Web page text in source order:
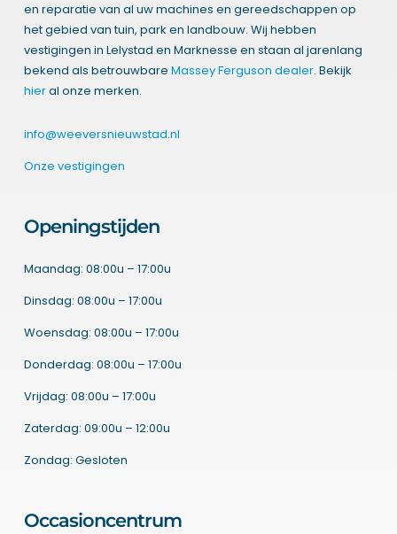
en reparatie van al uw machines en gereedschappen op
het gebied van tuin, park en landbouw. Wij hebben
vestigingen in Lelystad en Marknesse en staan al jarenlang
bekend als betrouwbare Massey Ferguson dealer. Bekijk
hieral onze merken.
info@weeversnieuwstad.nl
Onze vestigingen
Openingstijden
Maandag: 08:00u – 17:00u
Dinsdag: 08:00u – 17:00u
Woensdag: 08:00u – 17:00u
Donderdag: 08:00u – 17:00u
Vrijdag: 08:00u – 17:00u
Zaterdag: 09:00u – 12:00u
Zondag: Gesloten
Occasioncentrum